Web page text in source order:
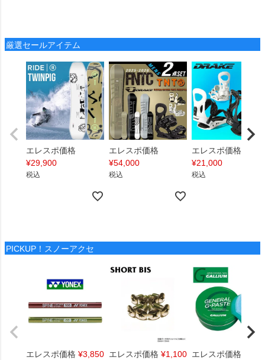
厳選セールアイテム
エレスポ価格
¥29,900
税込
エレスポ価格
¥54,000
税込
エレスポ価格
¥21,000
税込
PICKUP！スノーアクセ
エレスポ価格 ¥3,850 エレスポ価格 ¥1,100 エレスポ価格